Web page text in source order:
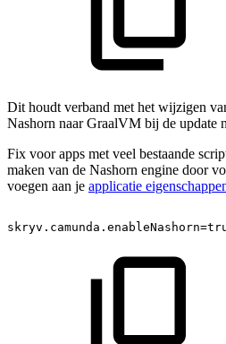
Dit houdt verband met het wijzigen
Nashorn naar GraalVM bij de update
Fix voor apps met veel bestaande
maken van de Nashorn engine door
voegen aan je applicatie